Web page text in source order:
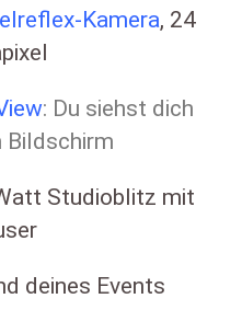
Kamera, 24
: Du siehst dich
Bildschirm
Studioblitz mit
deines Events